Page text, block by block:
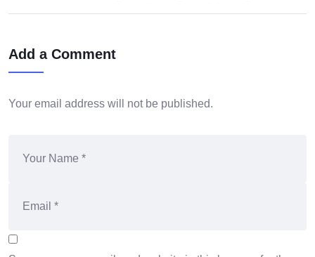
Add a Comment
Your email address will not be published.